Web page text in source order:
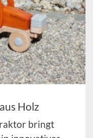
Holz
bringt